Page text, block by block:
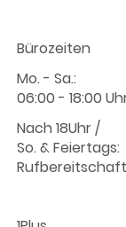
Bürozeiten
Mo. - Sa.:
06:00 - 18:00
Nach 18Uhr /
So. & Feiertags:
Rufbereitschaft